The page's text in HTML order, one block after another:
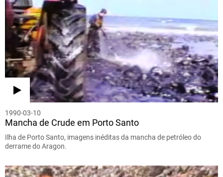
1990-03-10
Mancha de Crude em Porto Santo
Ilha de Porto Santo, imagens inéditas da mancha de petróleo do
derrame do Aragon.